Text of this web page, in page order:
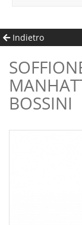
Indietro
SOFFIONE DOCCIA
BOSSINI